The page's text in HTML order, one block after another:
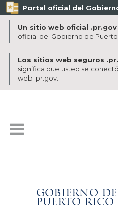
Portal oficial del
Un sitio web oficial .pr.gov
oficial del Gobierno de Puerto
Los sitios web seguros
significa que usted se
web .pr.gov.
GOBIERNO DE
PUERTO RICO